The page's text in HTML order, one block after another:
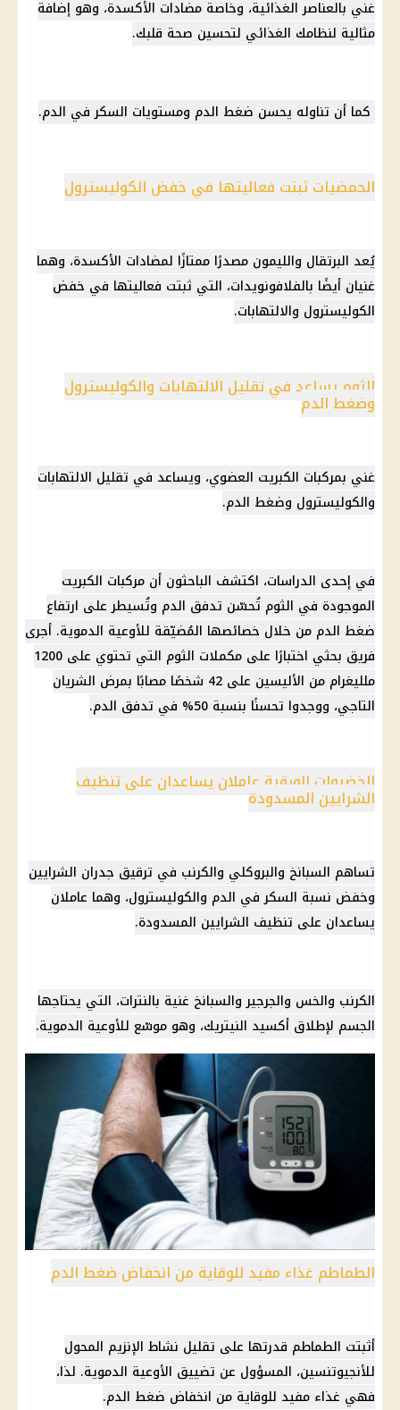
غني بالعناصر الغذائية، وخاصة مضادات الأكسدة، وهو إضافة
مثالية لنظامك الغذائي لتحسين صحة قلبك.
كما أن تناوله يحسن ضغط الدم ومستويات السكر في الدم.
الحمضيات ثبتت فعاليتها في خفض الكوليسترول
يُعد البرتقال والليمون مصدرًا ممتازًا لمضادات الأكسدة، وهما
غنيان أيضًا بالفلافونويدات، التي ثبتت فعاليتها في خفض
الكوليسترول والالتهابات.
الثوم يساعد في تقليل الالتهابات والكوليسترول
وضغط الدم
غني بمركبات الكبريت العضوي، ويساعد في تقليل الالتهابات
والكوليسترول وضغط الدم.
في إحدى الدراسات، اكتشف الباحثون أن مركبات الكبريت
الموجودة في الثوم تُحسّن تدفق الدم وتُسيطر على ارتفاع
ضغط الدم من خلال خصائصها المُضيّقة للأوعية الدموية. أجرى
فريق بحثي اختبارًا على مكملات الثوم التي تحتوي على 1200
ملليغرام من الأليسين على 42 شخصًا مصابًا بمرض الشريان
التاجي، ووجدوا تحسنًا بنسبة 50% في تدفق الدم.
الخضروات الورقية عاملان يساعدان على تنظيف
الشرايين المسدودة
تساهم السبانخ والبروكلي والكرنب في ترقيق جدران الشرايين
وخفض نسبة السكر في الدم والكوليسترول، وهما عاملان
يساعدان على تنظيف الشرايين المسدودة.
الكرنب والخس والجرجير والسبانخ غنية بالنترات، التي يحتاجها
الجسم لإطلاق أكسيد النيتريك، وهو موسّع للأوعية الدموية.
الطماطم غذاء مفيد للوقاية من انخفاض ضغط الدم
أثبتت الطماطم قدرتها على تقليل نشاط الإنزيم المحول
للأنجيوتنسين، المسؤول عن تضييق الأوعية الدموية. لذا،
فهي غذاء مفيد للوقاية من انخفاض ضغط الدم.